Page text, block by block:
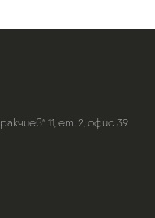
11, ет. 2, офис 39